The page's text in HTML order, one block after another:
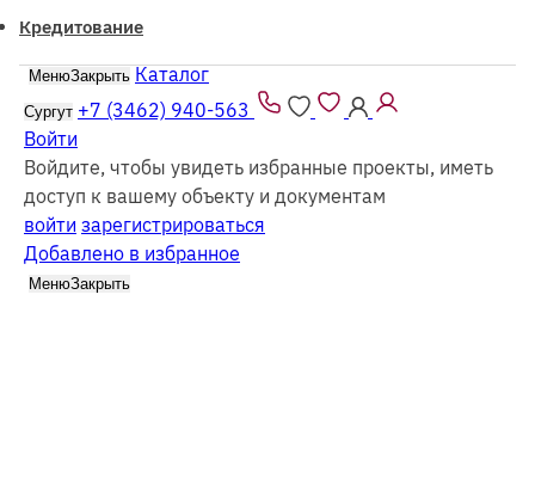
Кредитование
МенюЗакрыть Каталог
Сургут +7 (3462) 940-563
Войти
Войдите, чтобы увидеть избранные проекты, иметь
доступ к вашему объекту и документам
войти зарегистрироваться
Добавлено в избранное
МенюЗакрыть
Все проекты из каталога можно заказать
избруса так и в каркасномисполнении
Каталог
Одноэтажные дома